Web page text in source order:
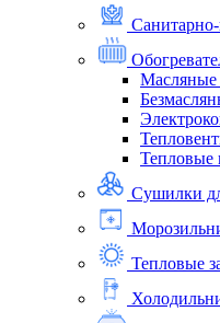
Санитарно-
Масляные
Тепловые
Сушилки
Тепловые